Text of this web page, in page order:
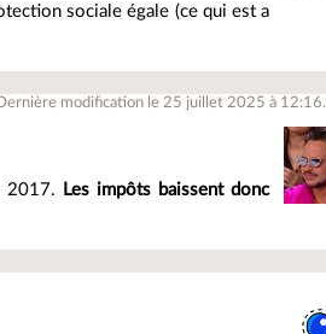
sociale égale (ce qui est a
Dernière modification le 25 juillet 2025 à 12:16.
2017.
Les impôts baissent donc